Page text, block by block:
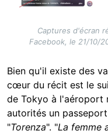
Captures d'écran
Facebook, le 21/10/
Bien qu'il existe des
cœur du récit est le
de Tokyo à l'aéroport
autorités un
"Torenza". "La femme